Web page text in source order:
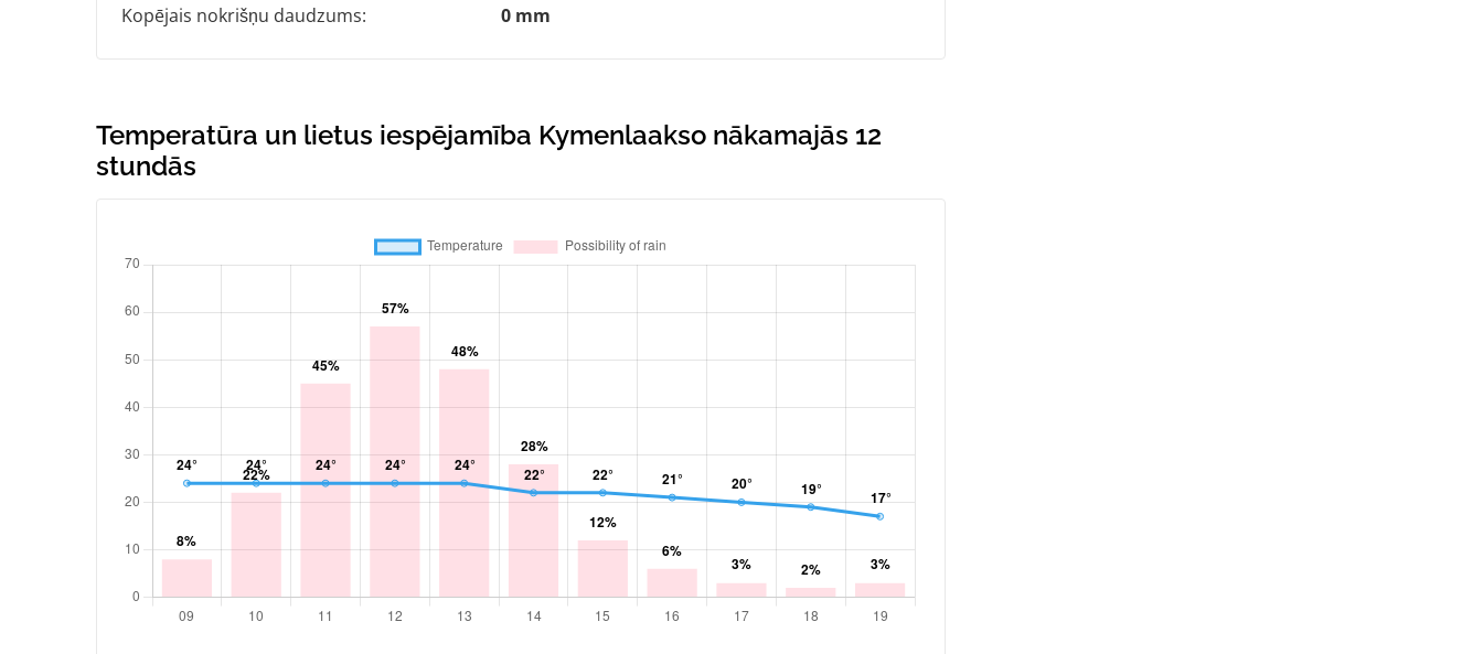
Kopējais nokrišņu daudzums:
0 mm
Temperatūra un lietus iespējamība Kymenlaakso nākamajās 12
stundās